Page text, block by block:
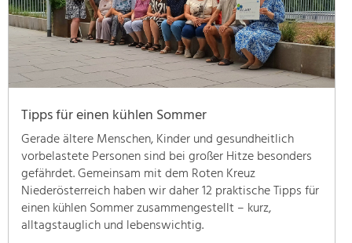
geben
wir
hier
eine
Übersicht
unsere
Themenschwerpunkte.
Für
mehr
Informationen
einfach
das
Tipps für einen kühlen Sommer
Gerade ältere Menschen, Kinder und gesundheitlich
vorbelastete Personen sind bei großer Hitze besonders
gefährdet. Gemeinsam mit dem Roten Kreuz
Niederösterreich haben wir daher 12 praktische Tipps für
einen kühlen Sommer zusammengestellt – kurz,
alltagstauglich und lebenswichtig.